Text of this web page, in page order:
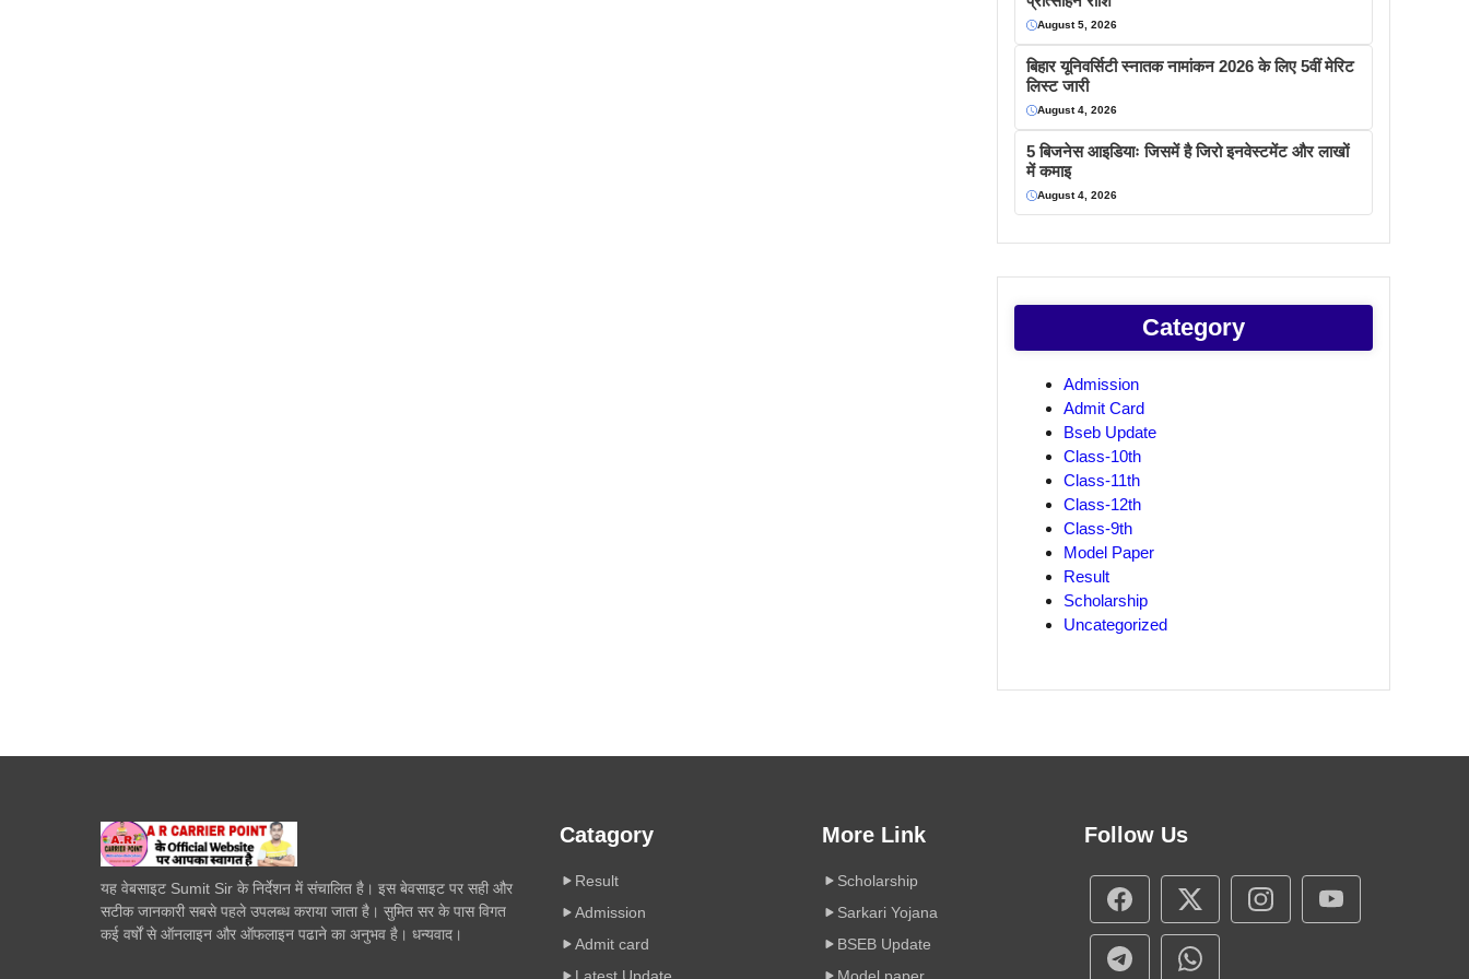
August 5, 2026
बिहार यूनिवर्सिटी स्नातक नामांकन 2026 के लिए 5वीं मेरिट
लिस्ट जारी
August 4, 2026
5 बिजनेस आइडियाः जिसमें है जिरो इनवेस्टमेंट और लाखों
में कमाइ
August 4, 2026
Category
Admission
Admit Card
Bseb Update
Class-10th
Class-11th
Class-12th
Class-9th
Model Paper
Result
Scholarship
Uncategorized
यह वेबसाइट Sumit Sir के निर्देशन में संचालित है। इस बेवसाइट पर सही और
सटीक जानकारी सबसे पहले उपलब्ध कराया जाता है। सुमित सर के पास विगत
कई वर्षों से ऑनलाइन और ऑफलाइन पढाने का अनुभव है। धन्यवाद।
Catagory
Result
Admission
Admit card
Latest Update
More Link
Scholarship
Sarkari Yojana
BSEB Update
Model paper
Follow Us